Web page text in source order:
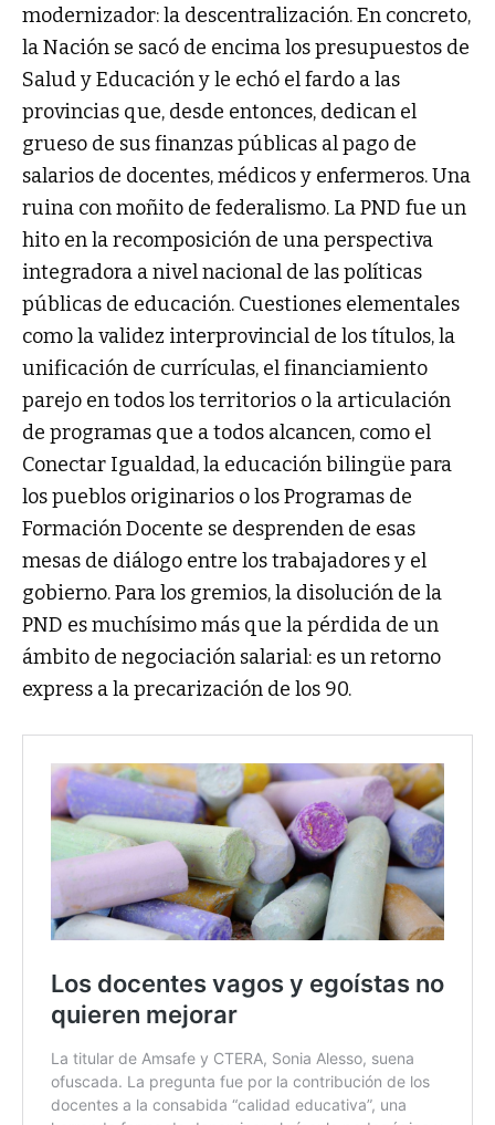
modernizador: la descentralización. En concreto,
la Nación se sacó de encima los presupuestos de
Salud y Educación y le echó el fardo a las
provincias que, desde entonces, dedican el
grueso de sus finanzas públicas al pago de
salarios de docentes, médicos y enfermeros. Una
ruina con moñito de federalismo. La PND fue un
hito en la recomposición de una perspectiva
integradora a nivel nacional de las políticas
públicas de educación. Cuestiones elementales
como la validez interprovincial de los títulos, la
unificación de currículas, el financiamiento
parejo en todos los territorios o la articulación
de programas que a todos alcancen, como el
Conectar Igualdad, la educación bilingüe para
los pueblos originarios o los Programas de
Formación Docente se desprenden de esas
mesas de diálogo entre los trabajadores y el
gobierno. Para los gremios, la disolución de la
PND es muchísimo más que la pérdida de un
ámbito de negociación salarial: es un retorno
express a la precarización de los 90.